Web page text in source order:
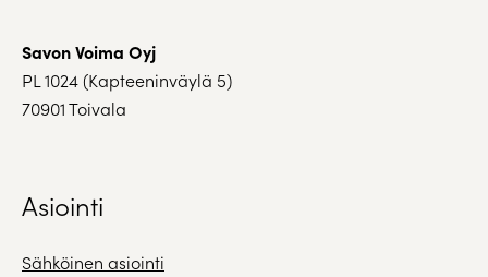
Savon Voima Oyj
PL 1024 (Kapteeninväylä 5)
70901 Toivala
Asiointi
Sähköinen asiointi